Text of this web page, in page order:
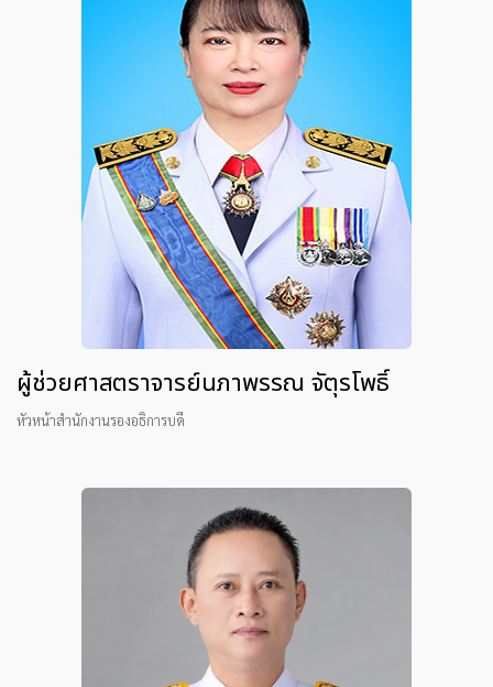
ผู้ช่วยศาสตราจารย์นภาพรรณ จัตุรโพธิ์
หัวหน้าสำนักงานรองอธิการบดี